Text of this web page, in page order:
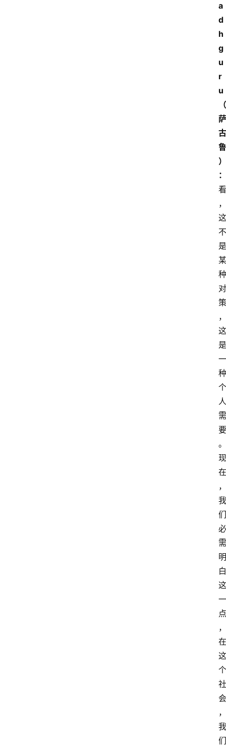
a
d
h
g
u
r
u
（
萨
古
鲁
）
：
看
，
这
不
是
某
种
对
策
，
这
是
一
种
个
人
需
要
。
现
在
，
我
们
必
需
明
白
这
一
点
，
在
这
个
社
会
，
我
们